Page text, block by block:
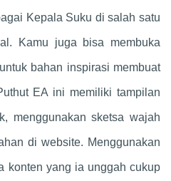
Kepala Suku di salah satu
Kamu juga bisa membuka
bahan inspirasi membuat
EA ini memiliki tampilan
menggunakan sketsa wajah
di website. Menggunakan
konten yang ia unggah cukup